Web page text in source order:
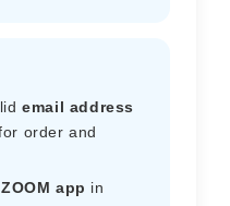
email address
order and
ZOOM app in